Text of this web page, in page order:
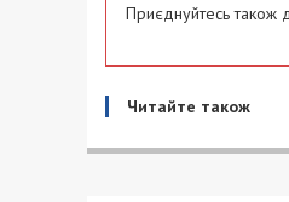
Приєднуйтесь також
Читайте також